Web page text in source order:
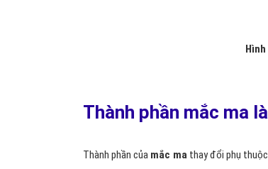
Thành phần mắc ma
Thành phần của mắc mathay đổi phụ thuộc